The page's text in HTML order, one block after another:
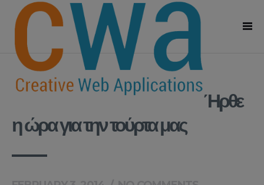
Ήρθε
η ώρα για την τούρτα μας